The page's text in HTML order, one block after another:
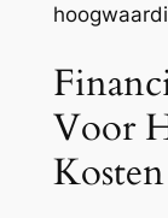
Voor
Kosten